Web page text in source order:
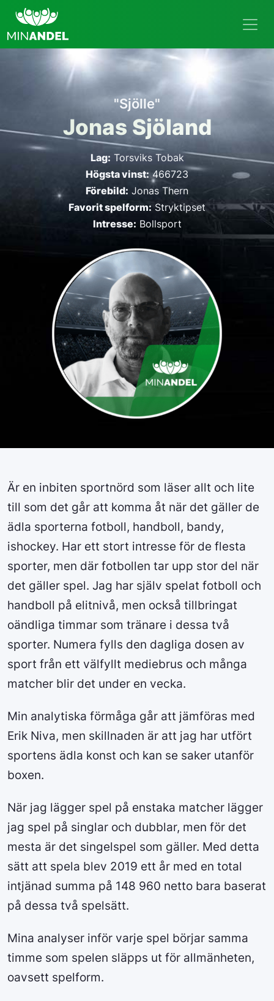
"Sjölle"
Jonas Sjöland
Lag: Torsviks Tobak
Högsta vinst:466723
Förebild: Jonas Thern
Favorit spelform: Stryktipset
Intresse: Bollsport
Är en inbiten sportnörd som läser allt och lite
till som det går att komma åt när det gäller de
ädla sporterna fotboll, handboll, bandy,
ishockey. Har ett stort intresse för de flesta
sporter, men där fotbollen tar upp stor del när
det gäller spel. Jag har själv spelat fotboll och
handboll på elitnivå, men också tillbringat
oändliga timmar som tränare i dessa två
sporter. Numera fylls den dagliga dosen av
sport från ett välfyllt mediebrus och många
matcher blir det under en vecka.
Min analytiska förmåga går att jämföras med
Erik Niva, men skillnaden är att jag har utfört
sportens ädla konst och kan se saker utanför
boxen.
När jag lägger spel på enstaka matcher lägger
jag spel på singlar och dubblar, men för det
mesta är det singelspel som gäller. Med detta
sätt att spela blev 2019 ett år med en total
intjänad summa på 148 960 netto bara baserat
på dessa två spelsätt.
Mina analyser inför varje spel börjar samma
timme som spelen släpps ut för allmänheten,
oavsett spelform.